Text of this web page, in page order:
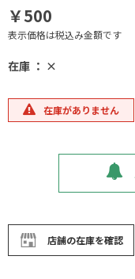
￥500
表示価格は税込み金額です
在庫 ： ×
在庫がありません
店舗の在庫を確認